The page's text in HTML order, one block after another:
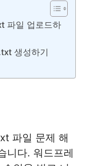
파일 업로드하
생성하기
파일 문제 해
니다. 워드프레